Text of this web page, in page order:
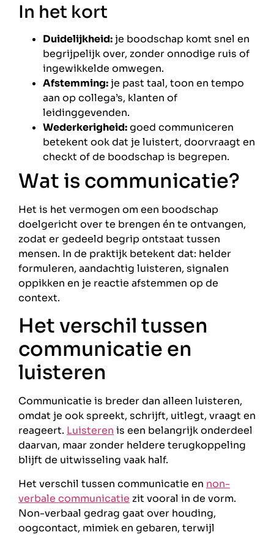
In het kort
Duidelijkheid:je boodschap komt snel en
begrijpelijk over, zonder onnodige ruis of
ingewikkelde omwegen.
Afstemming:je past taal, toon en tempo
aan op collega’s, klanten of
leidinggevenden.
Wederkerigheid:goed communiceren
betekent ook dat je luistert, doorvraagt en
checkt of de boodschap is begrepen.
Wat is communicatie?
Het is het vermogen om een boodschap
doelgericht over te brengen én te ontvangen,
zodat er gedeeld begrip ontstaat tussen
mensen. In de praktijk betekent dat: helder
formuleren, aandachtig luisteren, signalen
oppikken en je reactie afstemmen op de
context.
Het verschil tussen
communicatie en
luisteren
Communicatie is breder dan alleen luisteren,
omdat je ook spreekt, schrijft, uitlegt, vraagt en
reageert. Luisteren is een belangrijk onderdeel
daarvan, maar zonder heldere terugkoppeling
blijft de uitwisseling vaak half.
Het verschil tussen communicatie en non-
verbale communicatie zit vooral in de vorm.
Non-verbaal gedrag gaat over houding,
oogcontact, mimiek en gebaren, terwijl